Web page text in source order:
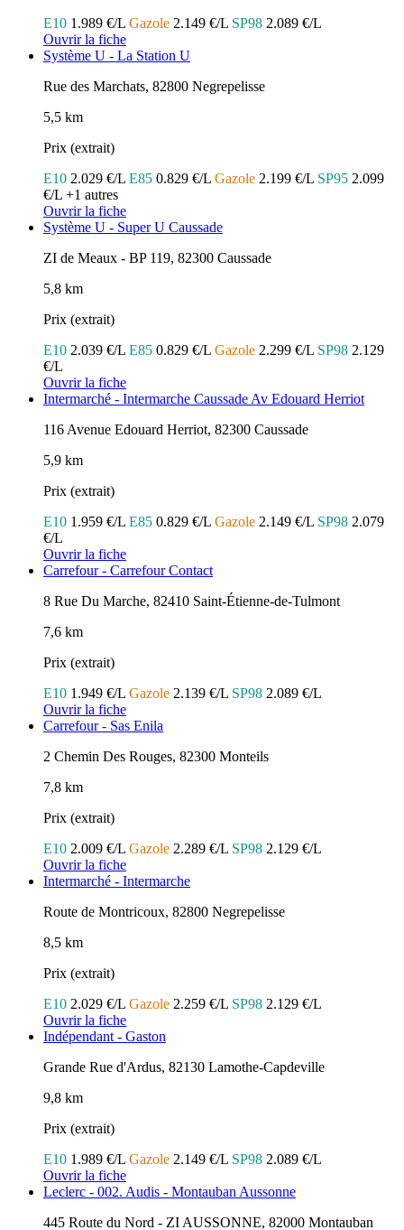
E10 1.989 €/L Gazole 2.149 €/L SP98 2.089 €/L
Ouvrir la fiche
Système U - La Station U
Rue des Marchats, 82800 Negrepelisse
5,5 km
Prix (extrait)
E10 2.029 €/L E85 0.829 €/L Gazole 2.199 €/L SP95 2.099
€/L +1 autres
Ouvrir la fiche
Système U - Super U Caussade
ZI de Meaux - BP 119, 82300 Caussade
5,8 km
Prix (extrait)
E10 2.039 €/L E85 0.829 €/L Gazole 2.299 €/L SP98 2.129
€/L
Ouvrir la fiche
Intermarché - Intermarche Caussade Av Edouard Herriot
116 Avenue Edouard Herriot, 82300 Caussade
5,9 km
Prix (extrait)
E10 1.959 €/L E85 0.829 €/L Gazole 2.149 €/L SP98 2.079
€/L
Ouvrir la fiche
Carrefour - Carrefour Contact
8 Rue Du Marche, 82410 Saint-Étienne-de-Tulmont
7,6 km
Prix (extrait)
E10 1.949 €/L Gazole 2.139 €/L SP98 2.089 €/L
Ouvrir la fiche
Carrefour - Sas Enila
2 Chemin Des Rouges, 82300 Monteils
7,8 km
Prix (extrait)
E10 2.009 €/L Gazole 2.289 €/L SP98 2.129 €/L
Ouvrir la fiche
Intermarché - Intermarche
Route de Montricoux, 82800 Negrepelisse
8,5 km
Prix (extrait)
E10 2.029 €/L Gazole 2.259 €/L SP98 2.129 €/L
Ouvrir la fiche
Indépendant - Gaston
Grande Rue d'Ardus, 82130 Lamothe-Capdeville
9,8 km
Prix (extrait)
E10 1.989 €/L Gazole 2.149 €/L SP98 2.089 €/L
Ouvrir la fiche
Leclerc - 002. Audis - Montauban Aussonne
445 Route du Nord - ZI AUSSONNE, 82000 Montauban